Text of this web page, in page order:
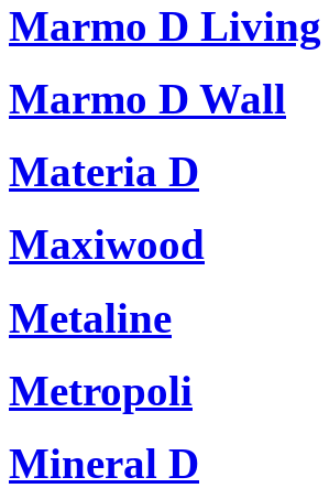
Marmo D Living
Marmo D Wall
Materia D
Maxiwood
Metaline
Metropoli
Mineral D